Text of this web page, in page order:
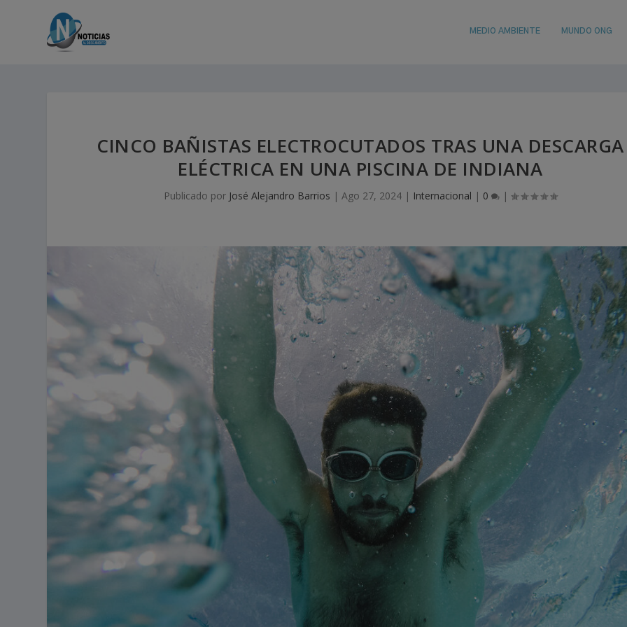
MEDIO AMBIENTE MUNDO ONG
CINCO BAÑISTAS ELECTROCUTADOS TRAS UNA DESCARGA
ELÉCTRICA EN UNA PISCINA DE INDIANA
Publicado por José Alejandro Barrios | Ago 27, 2024| Internacional | 0 |